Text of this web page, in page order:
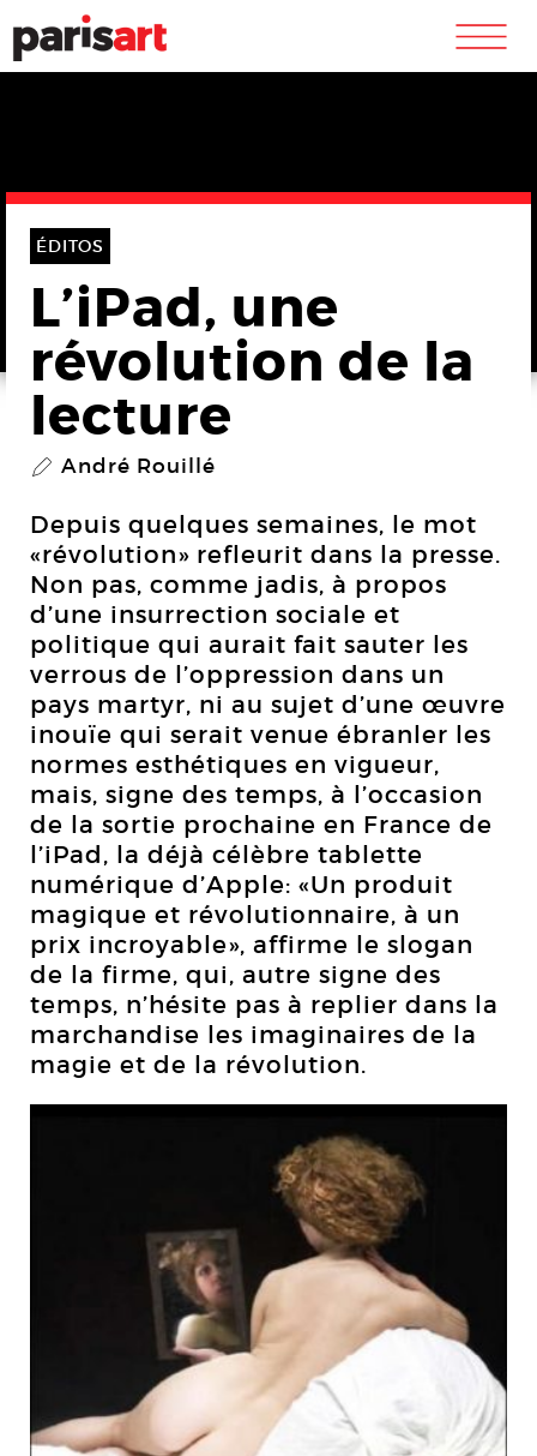
m
ÉDITOS
L’iPad, une
révolution de la
lecture
P André Rouillé
Depuis quelques semaines, le mot
«révolution» refleurit dans la presse.
Non pas, comme jadis, à propos
d’une insurrection sociale et
politique qui aurait fait sauter les
verrous de l’oppression dans un
pays martyr, ni au sujet d’une œuvre
inouïe qui serait venue ébranler les
normes esthétiques en vigueur,
mais, signe des temps, à l’occasion
de la sortie prochaine en France de
l’iPad, la déjà célèbre tablette
numérique d’Apple: «Un produit
magique et révolutionnaire, à un
prix incroyable», affirme le slogan
de la firme, qui, autre signe des
temps, n’hésite pas à replier dans la
marchandise les imaginaires de la
magie et de la révolution.